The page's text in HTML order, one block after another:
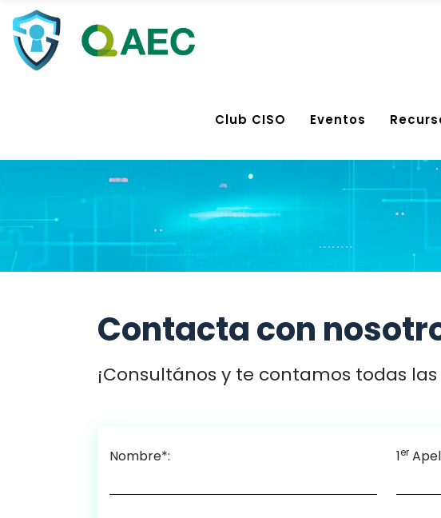
Club CISO Eventos
Contacta con
¡Consultános y te contamos todas
Nombre*: 1er